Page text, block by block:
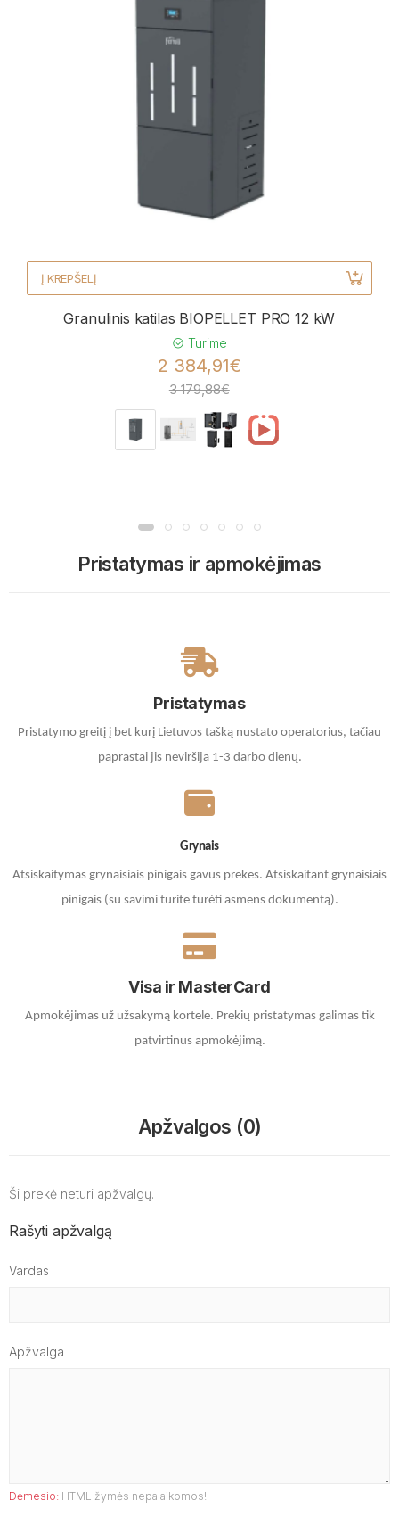
Į KREPŠELĮ
Granulinis katilas BIOPELLET PRO 12 kW
Turime
2 384,91€
3 179,88€
Pristatymas ir apmokėjimas
Pristatymas
Pristatymo greitį į bet kurį Lietuvos tašką nustato operatorius, tačiau
paprastai jis neviršija 1-3 darbo dienų.
Grynais
Atsiskaitymas grynaisiais pinigais gavus prekes. Atsiskaitant grynaisiais
pinigais (su savimi turite turėti asmens dokumentą).
Visa ir MasterCard
Apmokėjimas už užsakymą kortele. Prekių pristatymas galimas tik
patvirtinus apmokėjimą.
Apžvalgos (0)
Ši prekė neturi apžvalgų.
Rašyti apžvalgą
Vardas
Apžvalga
Dėmesio: HTML žymės nepalaikomos!